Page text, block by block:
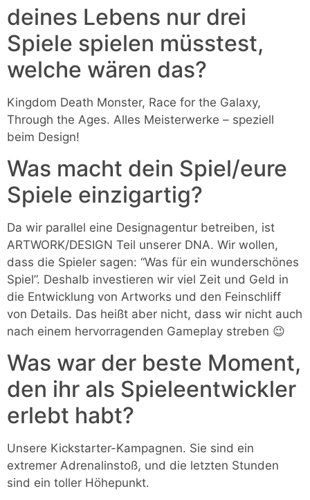
deines Lebens nur drei
Spiele spielen müsstest,
welche wären das?
Kingdom Death Monster, Race for the Galaxy,
Through the Ages. Alles Meisterwerke – speziell
beim Design!
Was macht dein Spiel/eure
Spiele einzigartig?
Da wir parallel eine Designagentur betreiben, ist
ARTWORK/DESIGN Teil unserer DNA. Wir wollen,
dass die Spieler sagen: “Was für ein wunderschönes
Spiel”. Deshalb investieren wir viel Zeit und Geld in
die Entwicklung von Artworks und den Feinschliff
von Details. Das heißt aber nicht, dass wir nicht auch
nach einem hervorragenden Gameplay streben 😉
Was war der beste Moment,
den ihr als Spieleentwickler
erlebt habt?
Unsere Kickstarter-Kampagnen. Sie sind ein
extremer Adrenalinstoß, und die letzten Stunden
sind ein toller Höhepunkt.